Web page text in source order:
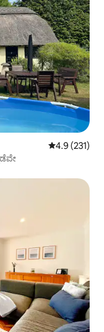
5 ರಲ್ಲಿ 4.9
4.9 (231)